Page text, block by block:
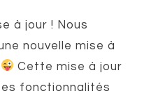
à jour ! Nous
nouvelle mise à
Cette mise à jour
fonctionnalités